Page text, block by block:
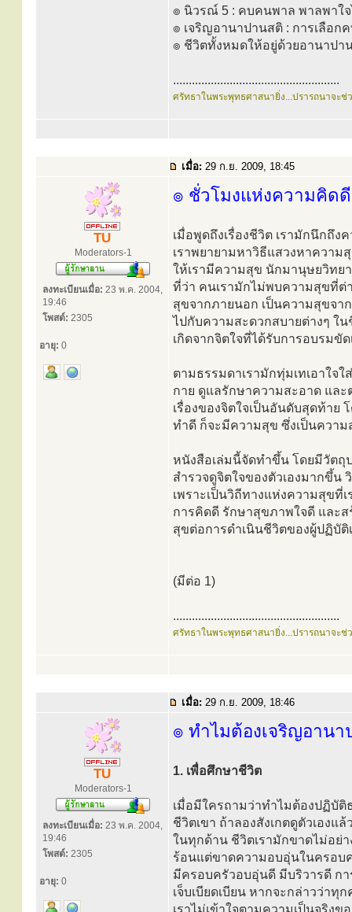
๏ นิวรณ์ 5 : คบคนพาล พาลพาใ
๏ เจริญอานาปานสติ : การเลือ
๏ ชีวิตทั้งหมดให้อยู่ด้วยอานาปา
.....................................................
ศรัทธาในพระพุทธศาสนายิ่ง...ปรารถนาจะ
เมื่อ: 29 ก.ย. 2009, 18:45
TU
Moderators-1
ลงทะเบียนเมื่อ: 23 พ.ค. 2004,
19:46
โพสต์: 2305
อายุ: 0
๏ ชั่วโมงแห่งความคิดดี
เมื่อพูดถึงเรื่องชีวิต เรามักนึกถึ
เราพยายามหาวิธีแสวงหาควา
ให้เรามีความสุข นักมานุษยวิท
ที่ว่า คนเรามักไม่พบความสุขที่ต่
สุขจากภายนอก เป็นความสุขจา
ไปกับความสะดวกสบายต่างๆ ใ
เกิดจากจิตใจที่ได้รับการอบรมขั
ตามธรรมดาเรามักทุ่มเทเอาใจ
กาย ดูแลรักษาความสะอาด แล
เรื่องของจิตใจเป็นอันดับสุดท้าย
ทำดี ก็จะมีความสุข ซึ่งเป็นควา
หนังสือเล่มนี้จัดทำขึ้น โดยมีวัตถุ
สำรวจดูจิตใจของตัวเองมากขึ้น
เพราะเป็นวิถีทางแห่งความสุขที่
การคิดดี รักษาสุขภาพใจดี และส
สุขต่อการดำเนินชีวิตของผู้ปฏิบั
(มีต่อ 1)
.....................................................
ศรัทธาในพระพุทธศาสนายิ่ง...ปรารถนาจะ
เมื่อ: 29 ก.ย. 2009, 18:46
TU
Moderators-1
ลงทะเบียนเมื่อ: 23 พ.ค. 2004,
19:46
โพสต์: 2305
อายุ: 0
๏ ทำไมต้องเจริญอาน
1. เพื่อศึกษาชีวิต
เมื่อมีใครถามว่าทำไมต้องปฏิบัติ
ชีวิตเขา ถ้าลองสังเกตดูตัวเอง
ในทุกด้าน ชีวิตเรามักขาดไม่อย่
ร้อนแต่ขาดความอบอุ่นในครอบ
มีครอบครัวอบอุ่นดี มีบริวารดี ก
เจ็บเบียดเบียน หากจะกล่าวว่า
เราไม่เข้าใจตามความเป็นจริง